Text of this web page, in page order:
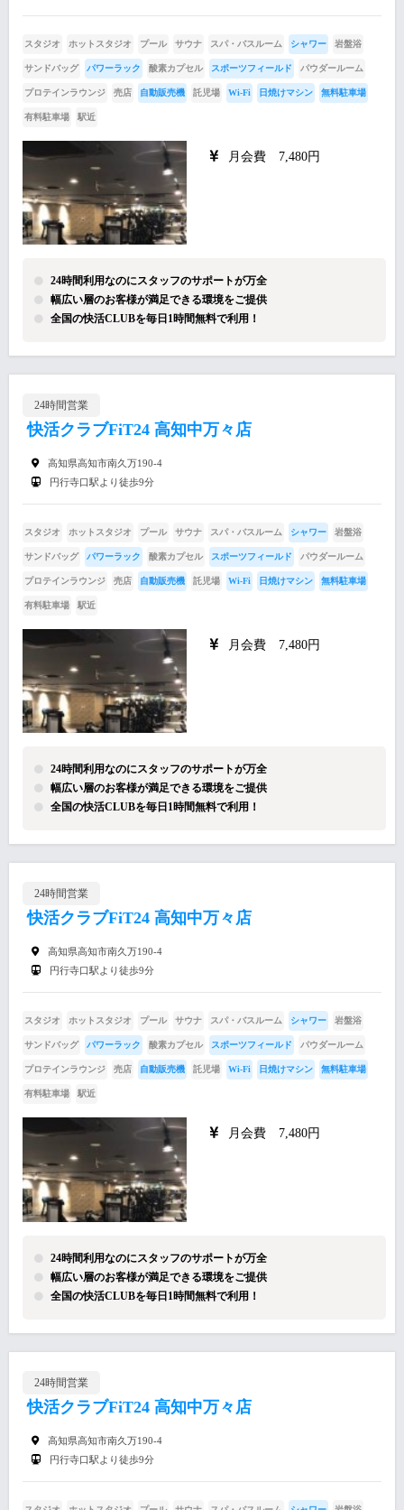
スタジオ ホットスタジオ プール サウナ スパ・バスルーム シャワー 岩盤浴
サンドバッグ パワーラック 酸素カプセル スポーツフィールド パウダールーム
プロテインラウンジ 売店 自動販売機 託児場 Wi-Fi 日焼けマシン 無料駐車場
有料駐車場 駅近
月会費 7,480円
24時間利用なのにスタッフのサポートが万全
幅広い層のお客様が満足できる環境をご提供
全国の快活CLUBを毎日1時間無料で利用！
24時間営業
快活クラブFiT24 高知中万々店
高知県高知市南久万190-4
円行寺口駅より徒歩9分
スタジオ ホットスタジオ プール サウナ スパ・バスルーム シャワー 岩盤浴
サンドバッグ パワーラック 酸素カプセル スポーツフィールド パウダールーム
プロテインラウンジ 売店 自動販売機 託児場 Wi-Fi 日焼けマシン 無料駐車場
有料駐車場 駅近
月会費 7,480円
24時間利用なのにスタッフのサポートが万全
幅広い層のお客様が満足できる環境をご提供
全国の快活CLUBを毎日1時間無料で利用！
24時間営業
快活クラブFiT24 高知中万々店
高知県高知市南久万190-4
円行寺口駅より徒歩9分
スタジオ ホットスタジオ プール サウナ スパ・バスルーム シャワー 岩盤浴
サンドバッグ パワーラック 酸素カプセル スポーツフィールド パウダールーム
プロテインラウンジ 売店 自動販売機 託児場 Wi-Fi 日焼けマシン 無料駐車場
有料駐車場 駅近
月会費 7,480円
24時間利用なのにスタッフのサポートが万全
幅広い層のお客様が満足できる環境をご提供
全国の快活CLUBを毎日1時間無料で利用！
24時間営業
快活クラブFiT24 高知中万々店
高知県高知市南久万190-4
円行寺口駅より徒歩9分